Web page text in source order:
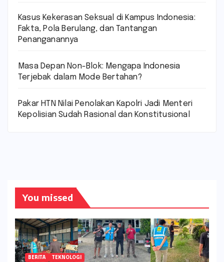
Kasus Kekerasan Seksual di Kampus Indonesia:
Fakta, Pola Berulang, dan Tantangan
Penanganannya
Masa Depan Non-Blok: Mengapa Indonesia
Terjebak dalam Mode Bertahan?
Pakar HTN Nilai Penolakan Kapolri Jadi Menteri
Kepolisian Sudah Rasional dan Konstitusional
You missed
BERITA TEKNOLOGI